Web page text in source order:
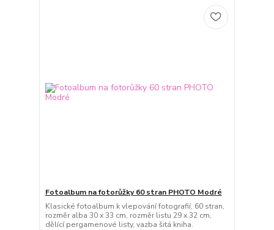
Fotoalbum na fotorůžky 60 stran PHOTO Modré
Klasické fotoalbum k vlepování fotografií, 60 stran,
rozměr alba 30 x 33 cm, rozměr listu 29 x 32 cm,
dělící pergamenové listy, vazba šitá kniha.